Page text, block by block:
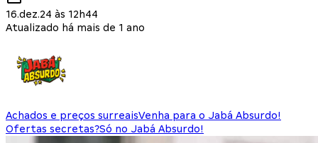
16.dez.24 às 12h44
Atualizado há mais de 1 ano
Achados e preços surreaisVenha para o Jabá Absurdo!
Ofertas secretas?Só no Jabá Absurdo!